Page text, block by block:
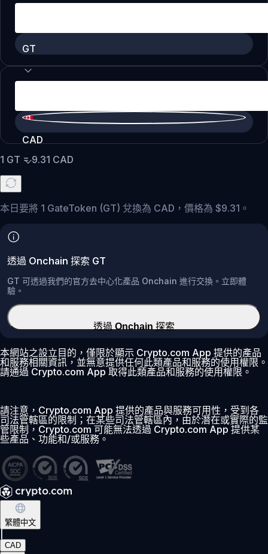
GT
CAD
1 GT =9.31 CAD
本日要將 1 GateToken (GT) 兌換為 CAD，價格為 $9.31。
透過 Onchain 探索 GT
GT 可透過我們的官方去中心化產品 Onchain 進行交換。立即體
驗。
透過 Onchain 探索
本網站之設立目的，僅限於顯示 Crypto.com App 提供的產品
和服務相關資訊，並無意提供任何此類產品和服務的使用權限。
請通過 Crypto.com App 取得此類產品和服務的使用權限。
請注意，Crypto.com App 提供的產品與服務可用性，受到各
司法管轄區的限制；在某些司法管轄區內，由於潛在或實際的監
管限制，Crypto.com 可能無法透過 Crypto.com App 提供某
些產品、功能和/或服務。
繁體中文
CAD